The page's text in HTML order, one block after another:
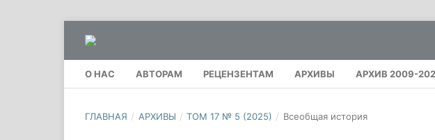
О НАС АВТОРАМ РЕЦЕНЗЕНТАМ АРХИВЫ АРХИВ 2009-
ГЛАВНАЯ / АРХИВЫ / ТОМ 17 № 5 (2025) / Всеобщая история